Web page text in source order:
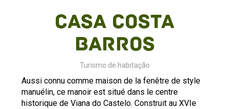
Casa Costa
Barros
Turismo de habitação
Aussi connu comme maison de la fenêtre de style
manuélin, ce manoir est situé dans le centre
historique de Viana do Castelo. Construit au XVIe